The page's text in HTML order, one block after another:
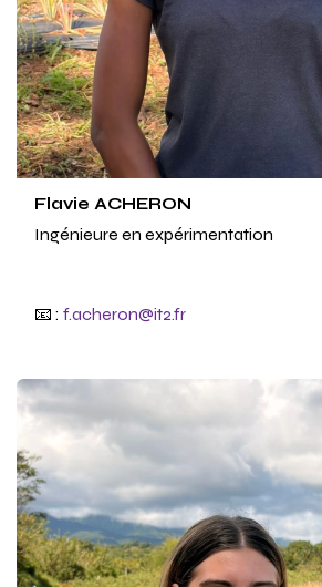
Flavie ACHERON
Ingénieure en expérimentation
📧 : f.acheron@it2.fr